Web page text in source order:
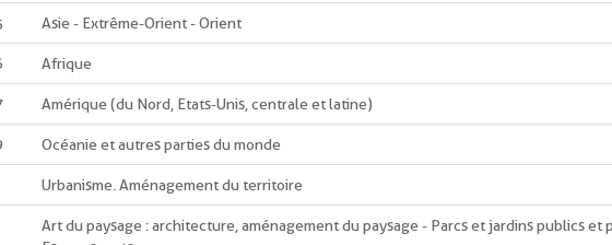
Asie - Extrême-Orient - Orient
Afrique
Amérique (du Nord, Etats-Unis, centrale et latine)
Océanie et autres parties du monde
Urbanisme. Aménagement du territoire
Art du paysage : architecture, aménagement du paysage - Parcs et jardins publics et